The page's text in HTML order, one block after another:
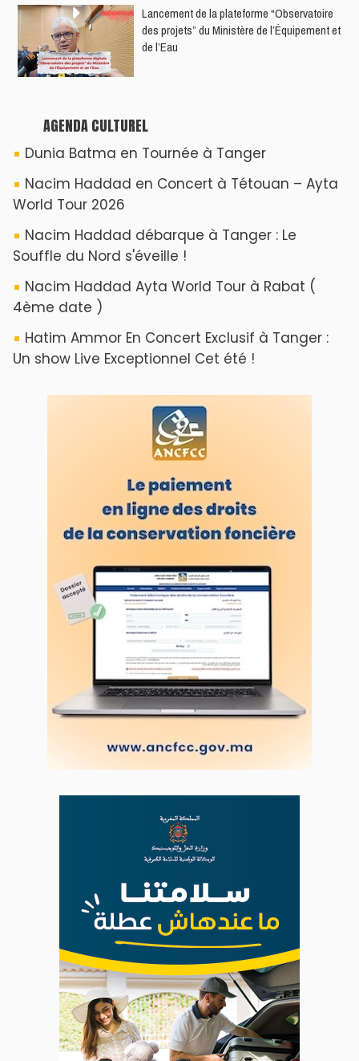
​Lancement de la plateforme “Observatoire
des projets” du Ministère de l’Équipement et
de l’Eau
AGENDA CULTUREL
Dunia Batma en Tournée à Tanger
Nacim Haddad en Concert à Tétouan – Ayta
World Tour 2026
Nacim Haddad débarque à Tanger : Le
Souffle du Nord s'éveille !
Nacim Haddad Ayta World Tour à Rabat (
4ème date )
Hatim Ammor En Concert Exclusif à Tanger :
Un show Live Exceptionnel Cet été !